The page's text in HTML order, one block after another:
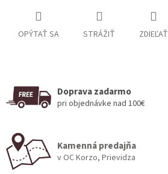
OPÝTAŤ SA STRÁŽIŤ ZDIEĽAŤ
Doprava zadarmo
pri objednávke nad 100€
Kamenná predajňa
v OC Korzo, Prievidza